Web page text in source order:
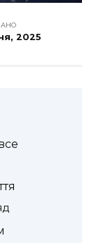
2025